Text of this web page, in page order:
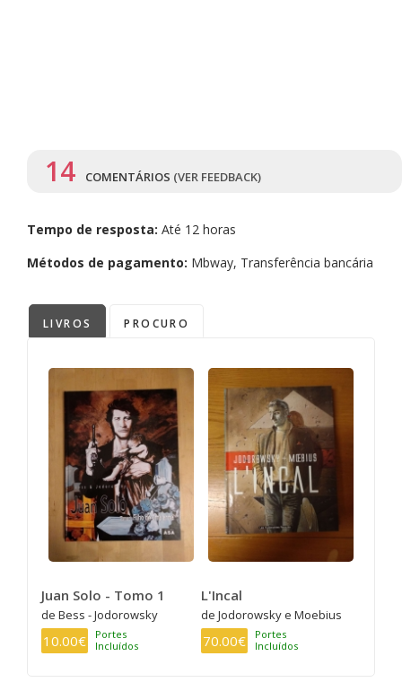
14 COMENTÁRIOS (VER FEEDBACK)
Tempo de resposta: Até 12 horas
Métodos de pagamento: Mbway, Transferência bancária
LIVROS PROCURO
Juan Solo - Tomo 1
de Bess - Jodorowsky
10.00€
Portes
Incluídos
L'Incal
de Jodorowsky e Moebius
70.00€
Portes
Incluídos